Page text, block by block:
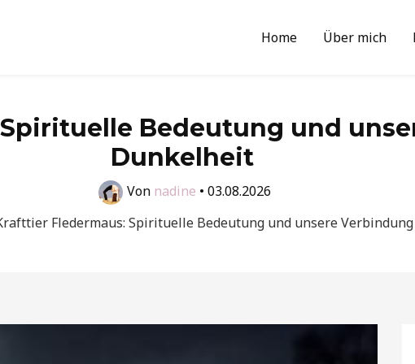
Home Über mich
Bedeutung und
Dunkelheit
Von nadine • 03.08.2026
Fledermaus: Spirituelle Bedeutung und unsere